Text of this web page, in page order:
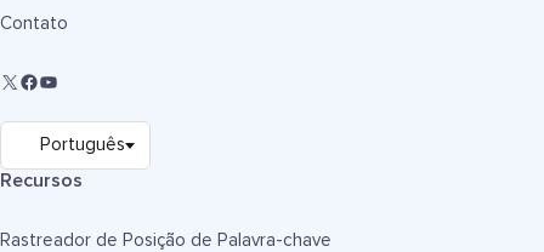
Contato
Recursos
Rastreador de Posição de Palavra-chave